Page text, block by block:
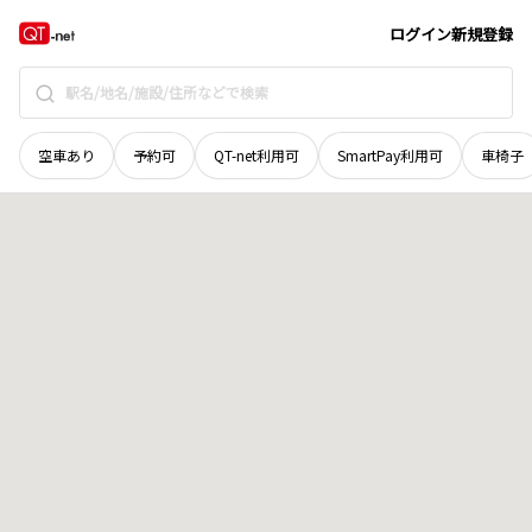
ログイン新規登録
空車あり 予約可 QT-net利用可 SmartPay利用可 車椅子
北海道